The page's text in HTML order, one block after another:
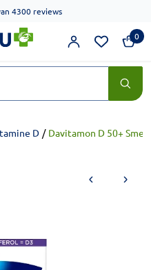
verbeteren van de
4300 reviews
0
D / Davitamon D 50+